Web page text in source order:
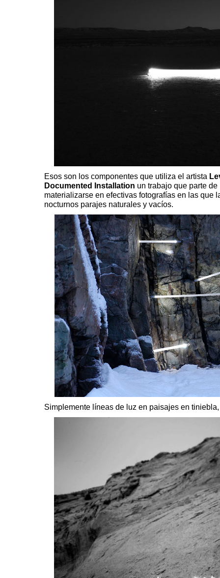
Esos son los componentes que utiliza el artista
Documented Installation un trabajo que parte
materializarse en efectivas fotografías en las que
nocturnos parajes naturales y vacíos.
Simplemente líneas de luz en paisajes en